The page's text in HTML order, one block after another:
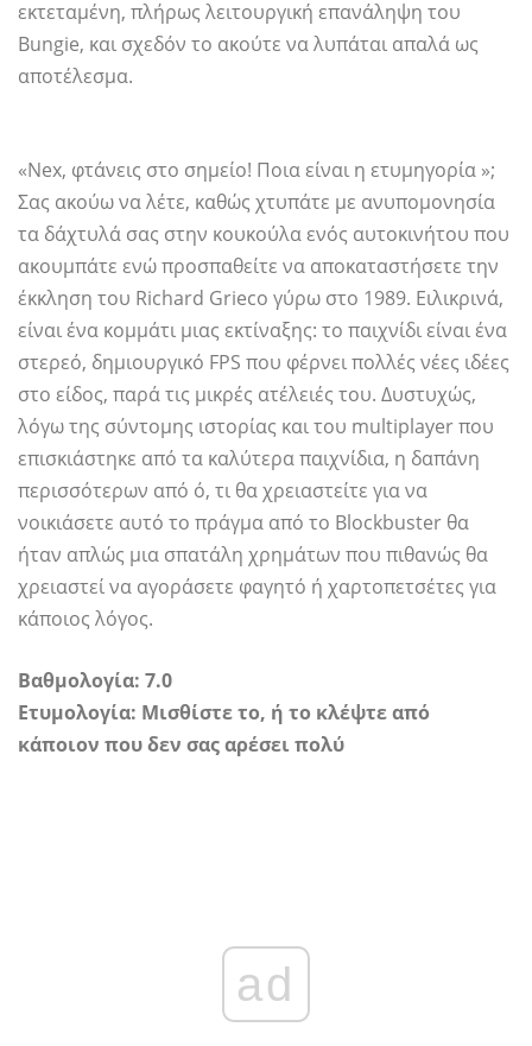
εκτεταμένη, πλήρως λειτουργική επανάληψη του
Bungie, και σχεδόν το ακούτε να λυπάται απαλά ως
αποτέλεσμα.
«Nex, φτάνεις στο σημείο! Ποια είναι η ετυμηγορία »;
Σας ακούω να λέτε, καθώς χτυπάτε με ανυπομονησία
τα δάχτυλά σας στην κουκούλα ενός αυτοκινήτου που
ακουμπάτε ενώ προσπαθείτε να αποκαταστήσετε την
έκκληση του Richard Grieco γύρω στο 1989. Ειλικρινά,
είναι ένα κομμάτι μιας εκτίναξης: το παιχνίδι είναι ένα
στερεό, δημιουργικό FPS που φέρνει πολλές νέες ιδέες
στο είδος, παρά τις μικρές ατέλειές του. Δυστυχώς,
λόγω της σύντομης ιστορίας και του multiplayer που
επισκιάστηκε από τα καλύτερα παιχνίδια, η δαπάνη
περισσότερων από ό, τι θα χρειαστείτε για να
νοικιάσετε αυτό το πράγμα από το Blockbuster θα
ήταν απλώς μια σπατάλη χρημάτων που πιθανώς θα
χρειαστεί να αγοράσετε φαγητό ή χαρτοπετσέτες για
κάποιος λόγος.
Βαθμολογία: 7.0
Ετυμολογία: Μισθίστε το, ή το κλέψτε από
κάποιον που δεν σας αρέσει πολύ
ad